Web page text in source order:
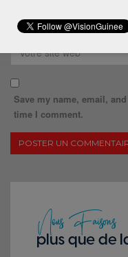
Save my name, email,
time I comment.